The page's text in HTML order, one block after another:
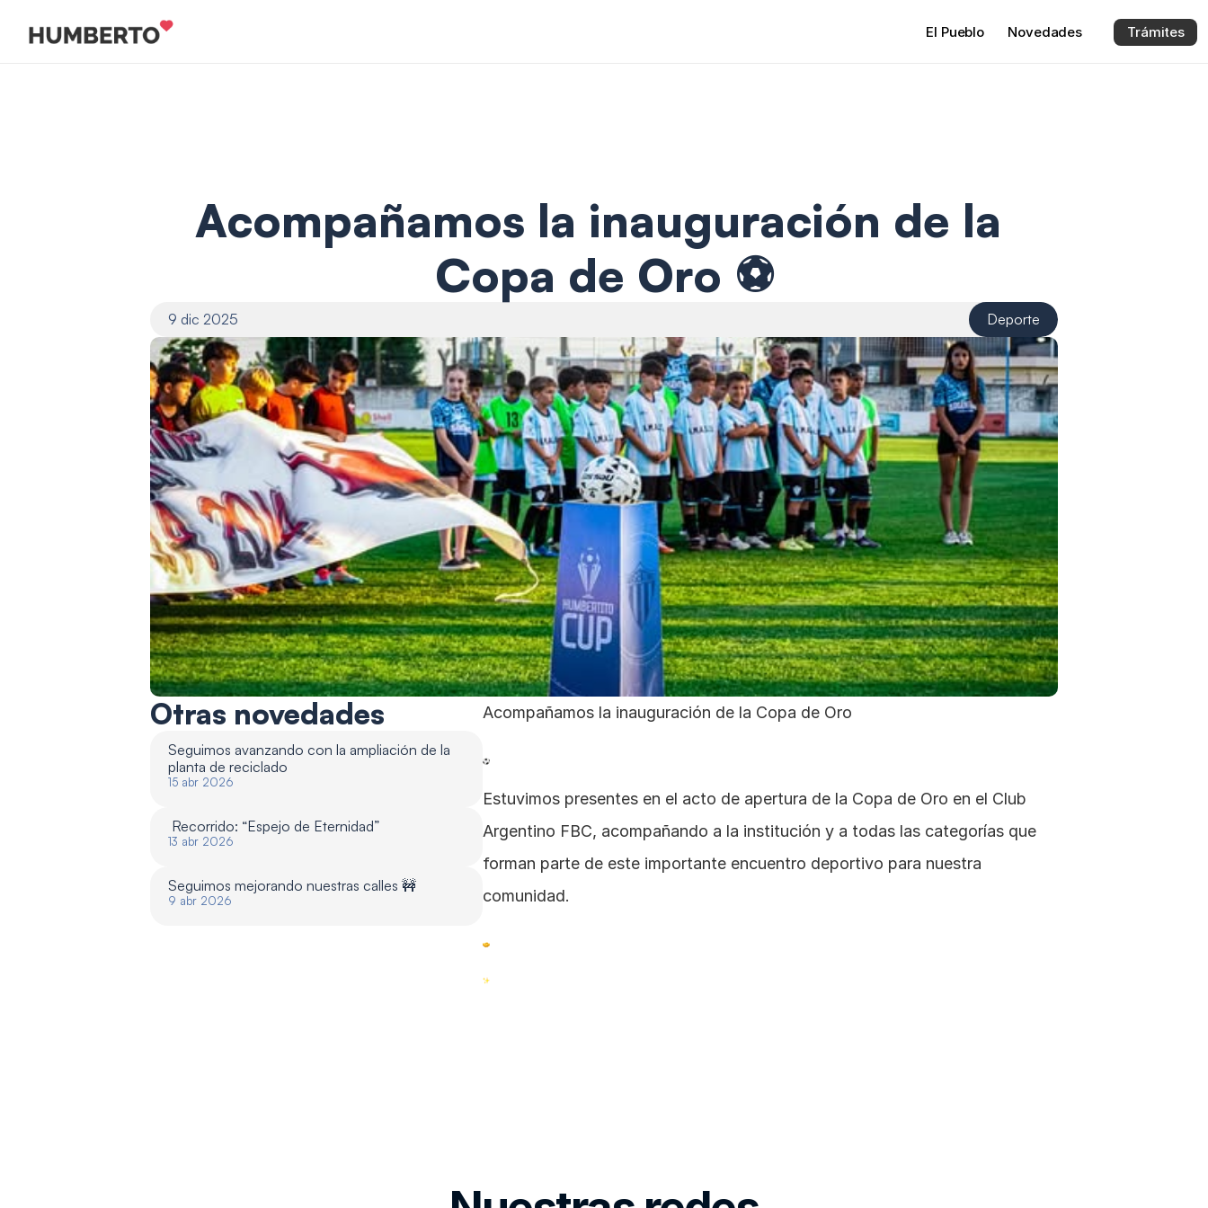
Acompañamos la inauguración de la
Copa de Oro ⚽️
9 dic 2025 Deporte
El Pueblo Novedades Trámites
Otras novedades
Seguimos avanzando con la ampliación de la
planta de reciclado
15 abr 2026
Recorrido: “Espejo de Eternidad”
13 abr 2026
Seguimos mejorando nuestras calles 🚧
9 abr 2026
Acompañamos la inauguración de la Copa de Oro
Estuvimos presentes en el acto de apertura de la Copa de Oro en el Club
Argentino FBC, acompañando a la institución y a todas las categorías que
forman parte de este importante encuentro deportivo para nuestra
comunidad.